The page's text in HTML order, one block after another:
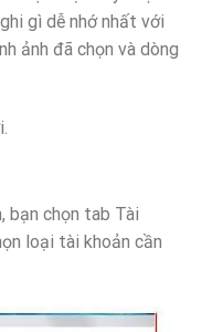
gì dễ nhớ nhất với
ảnh đã chọn và dòng
bạn chọn tab Tài
loại tài khoản cần